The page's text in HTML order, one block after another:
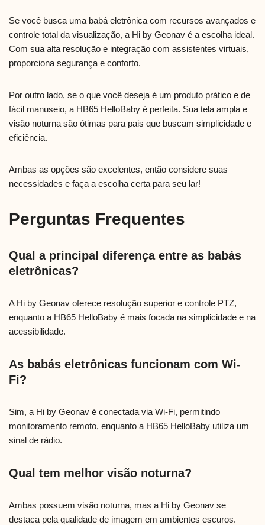
Se você busca uma babá eletrônica com recursos avançados e
controle total da visualização, a Hi by Geonav é a escolha ideal.
Com sua alta resolução e integração com assistentes virtuais,
proporciona segurança e conforto.
Por outro lado, se o que você deseja é um produto prático e de
fácil manuseio, a HB65 HelloBaby é perfeita. Sua tela ampla e
visão noturna são ótimas para pais que buscam simplicidade e
eficiência.
Ambas as opções são excelentes, então considere suas
necessidades e faça a escolha certa para seu lar!
Perguntas Frequentes
Qual a principal diferença entre as babás
eletrônicas?
A Hi by Geonav oferece resolução superior e controle PTZ,
enquanto a HB65 HelloBaby é mais focada na simplicidade e na
acessibilidade.
As babás eletrônicas funcionam com Wi-
Fi?
Sim, a Hi by Geonav é conectada via Wi-Fi, permitindo
monitoramento remoto, enquanto a HB65 HelloBaby utiliza um
sinal de rádio.
Qual tem melhor visão noturna?
Ambas possuem visão noturna, mas a Hi by Geonav se
destaca pela qualidade de imagem em ambientes escuros.